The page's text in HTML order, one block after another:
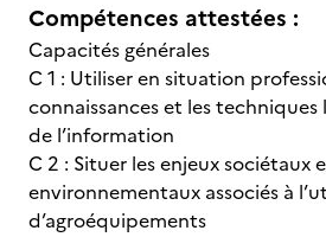
Compétences attestées :
Capacités générales
C 1 : Utiliser en situation
connaissances et les
de l’information
C 2 : Situer les enjeux sociétaux
environnementaux associés à
d’agroéquipements